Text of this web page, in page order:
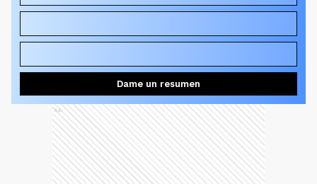
macroeconomía se está acomodando?
Dame un resumen
Ads